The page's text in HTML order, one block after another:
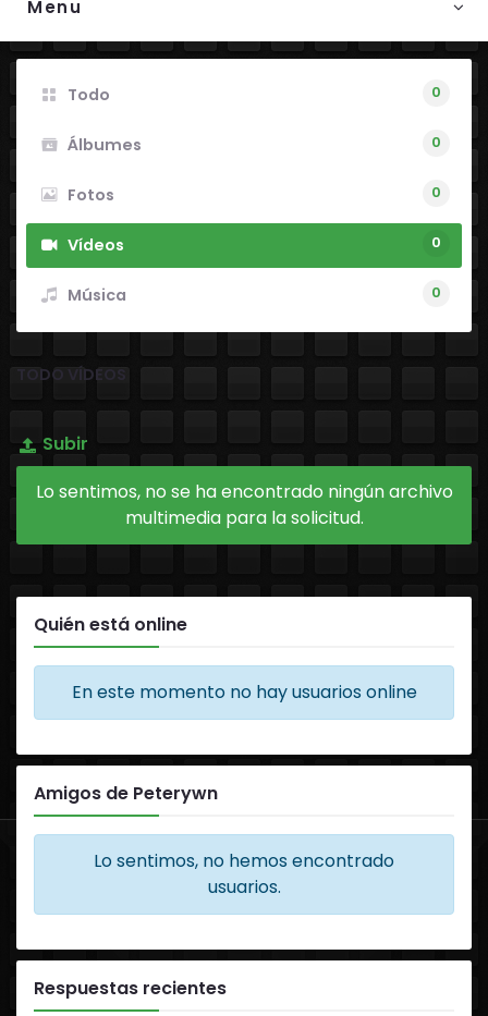
Menu
Todo 0
Álbumes 0
Fotos 0
Vídeos 0
Música 0
TODO VÍDEOS
Subir
Lo sentimos, no se ha encontrado ningún archivo
multimedia para la solicitud.
Quién está online
En este momento no hay usuarios online
Amigos de Peterywn
Lo sentimos, no hemos encontrado
usuarios.
Respuestas recientes